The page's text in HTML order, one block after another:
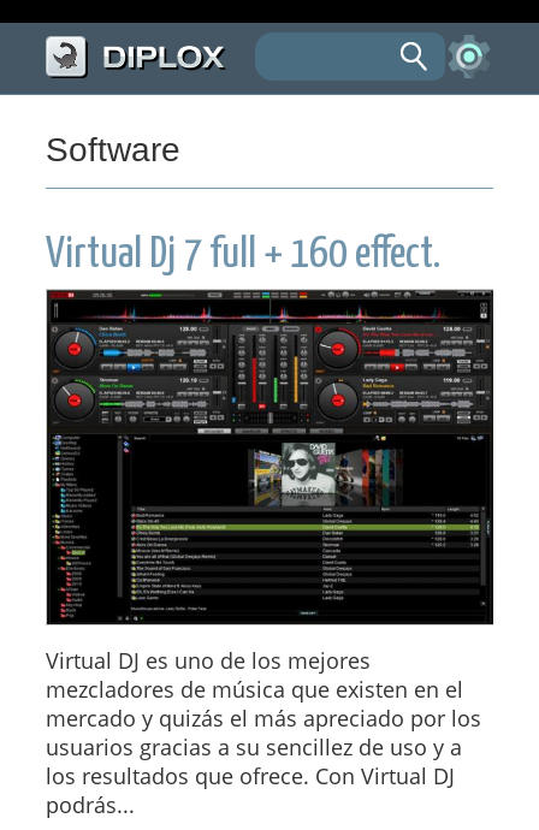
Software
Virtual Dj 7 full + 160 effect.
Virtual DJ es uno de los mejores
mezcladores de música que existen en el
mercado y quizás el más apreciado por los
usuarios gracias a su sencillez de uso y a
los resultados que ofrece. Con Virtual DJ
podrás...